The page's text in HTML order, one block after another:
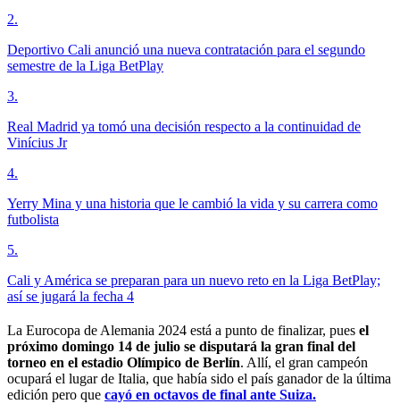
2.
Deportivo Cali anunció una nueva contratación para el segundo
semestre de la Liga BetPlay
3.
Real Madrid ya tomó una decisión respecto a la continuidad de
Vinícius Jr
4.
Yerry Mina y una historia que le cambió la vida y su carrera como
futbolista
5.
Cali y América se preparan para un nuevo reto en la Liga BetPlay;
así se jugará la fecha 4
La Eurocopa de Alemania 2024 está a punto de finalizar, pues el
próximo domingo 14 de julio se disputará la gran final del
torneo en el estadio Olímpico de Berlín. Allí, el gran campeón
ocupará el lugar de Italia, que había sido el país ganador de la última
edición pero que cayó en octavos de final ante Suiza.